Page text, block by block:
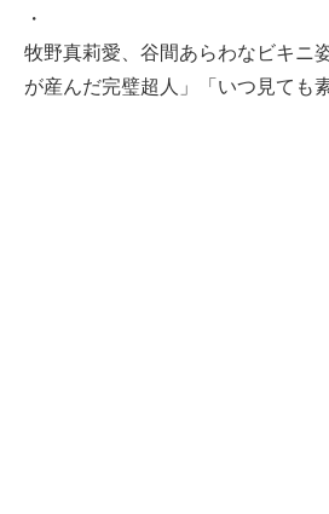
・
牧野真莉愛、谷間あらわなビキニ
が産んだ完璧超人」「いつ見ても